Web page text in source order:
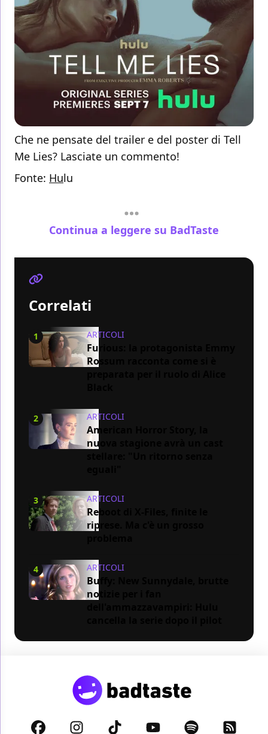
Che ne pensate del trailer e del poster di Tell
Me Lies? Lasciate un commento!
Fonte: Hulu
Continua a leggere su BadTaste
Correlati
1 ARTICOLI
Furious: la protagonista Emmy
Rossum racconta come si è
2 ARTICOLI
American Horror Story, la
nuova stagione avrà un cast
3 ARTICOLI
Reboot di X-Files, finite le
riprese. Ma c'è un grosso
4 ARTICOLI
Buffy: New Sunnydale, brutte
notizie per i fan